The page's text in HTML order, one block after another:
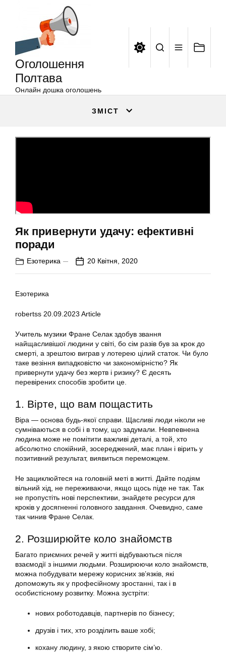
Оголошення
Полтава
Онлайн дошка оголошень
ЗМІСТ
Як привернути удачу: ефективні
поради
Езотерика 20 Квітня, 2020
Езотерика
robertss 20.09.2023 Article
Учитель музики Фране Селак здобув звання
найщасливішої людини у світі, бо сім разів був за крок до
смерті, а зрештою виграв у лотерею цілий статок. Чи було
таке везіння випадковістю чи закономірністю? Як
привернути удачу без жертв і ризику? Є десять
перевірених способів зробити це.
1. Вірте, що вам пощастить
Віра — основа будь-якої справи. Щасливі люди ніколи не
сумніваються в собі і в тому, що задумали. Невпевнена
людина може не помітити важливі деталі, а той, хто
абсолютно спокійний, зосереджений, має план і вірить у
позитивний результат, виявиться переможцем.
Не зациклюйтеся на головній меті в житті. Дайте подіям
вільний хід, не переживаючи, якщо щось піде не так. Так
не пропустіть нові перспективи, знайдете ресурси для
кроків у досягненні головного завдання. Очевидно, саме
так чинив Фране Селак.
2. Розширюйте коло знайомств
Багато приємних речей у житті відбуваються після
взаємодії з іншими людьми. Розширюючи коло знайомств,
можна побудувати мережу корисних зв’язків, які
допоможуть як у професійному зростанні, так і в
особистісному розвитку. Можна зустріти:
нових роботодавців, партнерів по бізнесу;
друзів і тих, хто розділить ваше хобі;
кохану людину, з якою створите сім’ю.